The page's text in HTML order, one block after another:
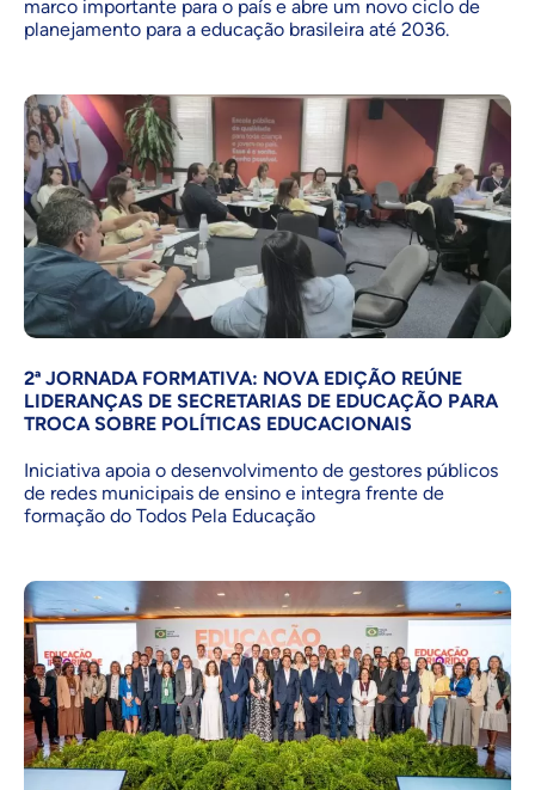
marco importante para o país e abre um novo ciclo de
planejamento para a educação brasileira até 2036.
2ª JORNADA FORMATIVA: NOVA EDIÇÃO REÚNE
LIDERANÇAS DE SECRETARIAS DE EDUCAÇÃO PARA
TROCA SOBRE POLÍTICAS EDUCACIONAIS
Iniciativa apoia o desenvolvimento de gestores públicos
de redes municipais de ensino e integra frente de
formação do Todos Pela Educação